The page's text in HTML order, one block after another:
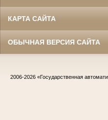
КАРТА САЙТА
ОБЫЧНАЯ ВЕРСИЯ САЙТА
2006-2026 «Государственная